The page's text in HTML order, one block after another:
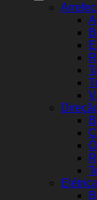
Elétrica